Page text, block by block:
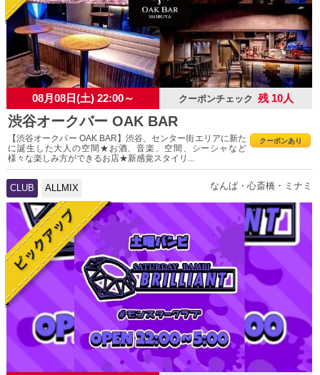
08月08日(土) 22:00～ クーポンチェック 残 10人
渋谷オークバー OAK BAR
クーポンあり
【渋谷オークバー OAK BAR】渋谷、センター街エリアに新た
に誕生した大人の空間★お酒、音楽、空間、シーシャなど
様々な楽しみ方ができるお店★新感覚スタイリ...
CLUB ALLMIX なんば・心斎橋・ミナミ